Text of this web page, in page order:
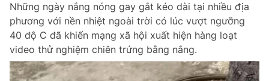
Giấy phép xuất bản số 110/GP - BTTTT cấp ngày 24.3.2020
© 2003-2026 Bản quyền thuộc về Báo Thanh Niên. Cấm sao chép
dưới mọi hình thức nếu không có sự chấp thuận bằng văn bản.
Phát triển bởi ePi Technologies, JSC.
Những ngày nắng nóng gay gắt kéo dài tại nhiều địa
phương với nền nhiệt ngoài trời có lúc vượt ngưỡng
40 độ C đã khiến mạng xã hội xuất hiện hàng loạt
video thử nghiệm chiên trứng bằng nắng.